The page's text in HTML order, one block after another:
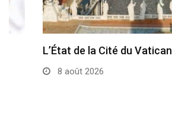
L’État de la Cité du Vatican a été…
8 août 2026